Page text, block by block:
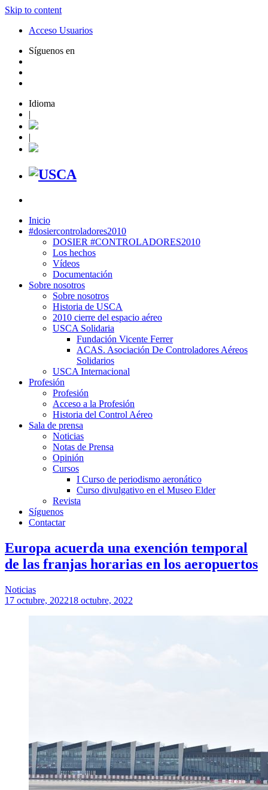
Skip to content
Acceso Usuarios
Síguenos en
Idioma
|
|
Inicio
#dosiercontroladores2010
DOSIER #CONTROLADORES2010
Los hechos
Vídeos
Documentación
Sobre nosotros
Sobre nosotros
Historia de USCA
2010 cierre del espacio aéreo
USCA Solidaria
Fundación Vicente Ferrer
ACAS. Asociación De Controladores Aéreos
Solidarios
USCA Internacional
Profesión
Profesión
Acceso a la Profesión
Historia del Control Aéreo
Sala de prensa
Noticias
Notas de Prensa
Opinión
Cursos
I Curso de periodismo aeronático
Curso divulgativo en el Museo Elder
Revista
Síguenos
Contactar
Europa acuerda una exención temporal
de las franjas horarias en los aeropuertos
Noticias
17 octubre, 202218 octubre, 2022